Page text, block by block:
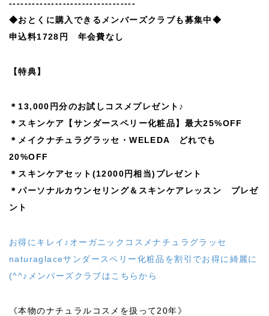
---------------------------------
◆おとくに購入できるメンバーズクラブも募集中◆
申込料1728円 年会費なし
【特典】
＊13,000円分のお試しコスメプレゼント♪
＊スキンケア【サンダースペリー化粧品】最大25%OFF
＊メイクナチュラグラッセ・WELEDA どれでも
20%OFF
＊スキンケアセット(12000円相当)プレゼント
＊パーソナルカウンセリング＆スキンケアレッスン プレゼ
ント
お得にキレイ♪オーガニックコスメナチュラグラッセ
naturaglaceサンダースペリー化粧品を割引でお得に綺麗に
(^^♪メンバーズクラブはこちらから
《本物のナチュラルコスメを扱って20年》